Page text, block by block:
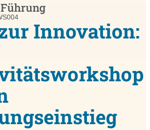
Innovation: